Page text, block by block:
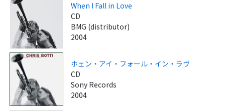
When I Fall in Love
CD
BMG (distributor)
2004
ホェン・アイ・フォール・イン・ラヴ
CD
Sony Records
2004